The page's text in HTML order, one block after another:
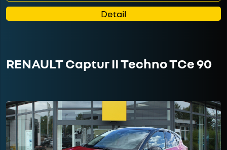
Detail
RENAULT Captur II Techno TCe 90